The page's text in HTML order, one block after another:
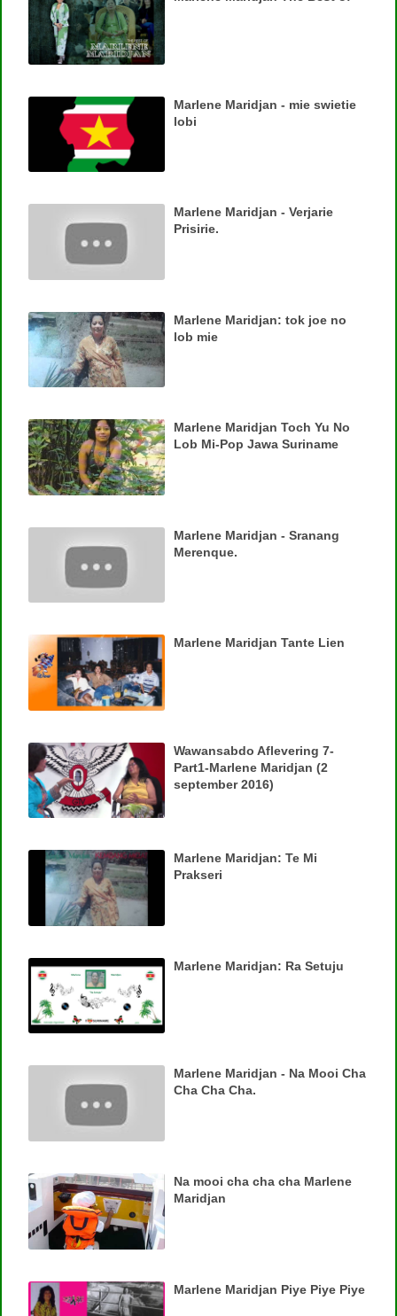
Marlene Maridjan - mie swietie
lobi
Marlene Maridjan - Verjarie
Prisirie.
Marlene Maridjan: tok joe no
lob mie
Marlene Maridjan Toch Yu No
Lob Mi-Pop Jawa Suriname
Marlene Maridjan - Sranang
Merenque.
Marlene Maridjan Tante Lien
Wawansabdo Aflevering 7-
Part1-Marlene Maridjan (2
september 2016)
Marlene Maridjan: Te Mi
Prakseri
Marlene Maridjan: Ra Setuju
Marlene Maridjan - Na Mooi Cha
Cha Cha Cha.
Na mooi cha cha cha Marlene
Maridjan
Marlene Maridjan Piye Piye Piye